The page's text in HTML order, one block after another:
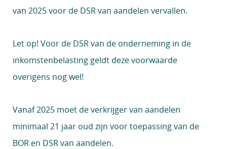
van 2025 voor de DSR van aandelen vervallen.
Let op! Voor de DSR van de onderneming in de
inkomstenbelasting geldt deze voorwaarde
overigens nog wel!
Vanaf 2025 moet de verkrijger van aandelen
minimaal 21 jaar oud zijn voor toepassing van de
BOR en DSR van aandelen.